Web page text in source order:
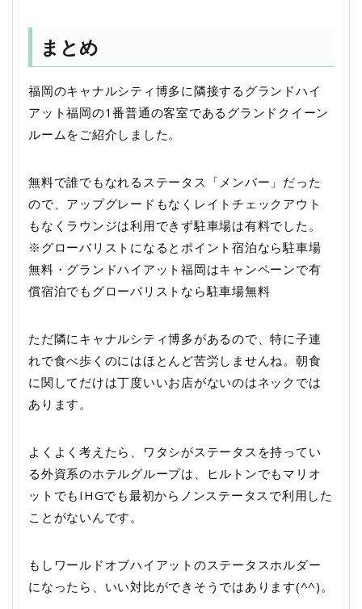
まとめ
福岡のキャナルシティ博多に隣接するグランドハイ
アット福岡の1番普通の客室であるグランドクイーン
ルームをご紹介しました。
無料で誰でもなれるステータス「メンバー」だった
ので、アップグレードもなくレイトチェックアウト
もなくラウンジは利用できず駐車場は有料でした。
※グローバリストになるとポイント宿泊なら駐車場
無料・グランドハイアット福岡はキャンペーンで有
償宿泊でもグローバリストなら駐車場無料
ただ隣にキャナルシティ博多があるので、特に子連
れで食べ歩くのにはほとんど苦労しませんね。朝食
に関してだけは丁度いいお店がないのはネックでは
あります。
よくよく考えたら、ワタシがステータスを持ってい
る外資系のホテルグループは、ヒルトンでもマリオ
ットでもIHGでも最初からノンステータスで利用した
ことがないんです。
もしワールドオブハイアットのステータスホルダー
になったら、いい対比ができそうではあります(^^)。